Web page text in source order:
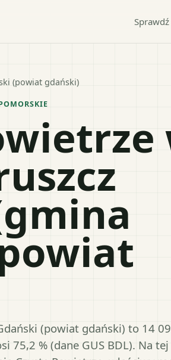
(powiat gdański)
(powiat gdański) to 14
75,2 % (dane GUS BDL). Na